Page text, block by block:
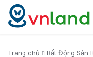
Trang chủ Bất Động Sản